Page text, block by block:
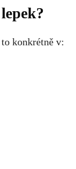
konkrétně v: